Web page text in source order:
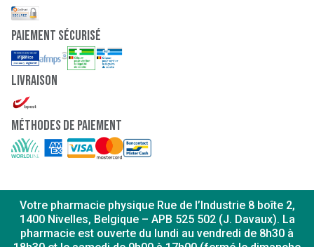
paiement sécurisé
Livraison
Méthodes de paiement
Votre pharmacie physique Rue de l’Industrie 8 boîte 2,
1400 Nivelles, Belgique – APB 525 502 (J. Davaux). La
pharmacie est ouverte du lundi au vendredi de 8h30 à